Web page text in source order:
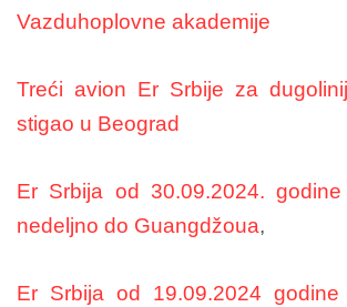
Vazduhoplovne akademije
Treći avion Er Srbije za
stigao u Beograd
Er Srbija od 30.09.2024.
nedeljno do Guangdžoua,
Er Srbija od 19.09.2024